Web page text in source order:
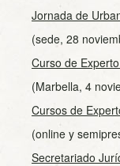
Jornada de
(sede, 28
Curso de
(Marbella, 4
Cursos de
(online y
Secretariado